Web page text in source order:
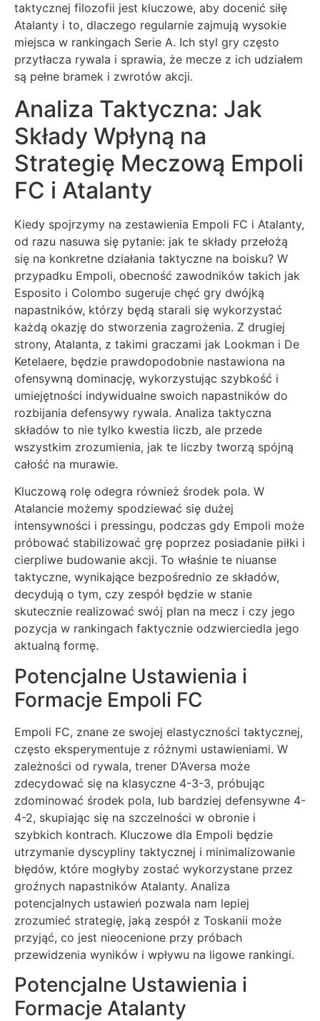
taktycznej filozofii jest kluczowe, aby docenić siłę
Atalanty i to, dlaczego regularnie zajmują wysokie
miejsca w rankingach Serie A. Ich styl gry często
przytłacza rywala i sprawia, że mecze z ich udziałem
są pełne bramek i zwrotów akcji.
Analiza Taktyczna: Jak
Składy Wpłyną na
Strategię Meczową Empoli
FC i Atalanty
Kiedy spojrzymy na zestawienia Empoli FC i Atalanty,
od razu nasuwa się pytanie: jak te składy przełożą
się na konkretne działania taktyczne na boisku? W
przypadku Empoli, obecność zawodników takich jak
Esposito i Colombo sugeruje chęć gry dwójką
napastników, którzy będą starali się wykorzystać
każdą okazję do stworzenia zagrożenia. Z drugiej
strony, Atalanta, z takimi graczami jak Lookman i De
Ketelaere, będzie prawdopodobnie nastawiona na
ofensywną dominację, wykorzystując szybkość i
umiejętności indywidualne swoich napastników do
rozbijania defensywy rywala. Analiza taktyczna
składów to nie tylko kwestia liczb, ale przede
wszystkim zrozumienia, jak te liczby tworzą spójną
całość na murawie.
Kluczową rolę odegra również środek pola. W
Atalancie możemy spodziewać się dużej
intensywności i pressingu, podczas gdy Empoli może
próbować stabilizować grę poprzez posiadanie piłki i
cierpliwe budowanie akcji. To właśnie te niuanse
taktyczne, wynikające bezpośrednio ze składów,
decydują o tym, czy zespół będzie w stanie
skutecznie realizować swój plan na mecz i czy jego
pozycja w rankingach faktycznie odzwierciedla jego
aktualną formę.
Potencjalne Ustawienia i
Formacje Empoli FC
Empoli FC, znane ze swojej elastyczności taktycznej,
często eksperymentuje z różnymi ustawieniami. W
zależności od rywala, trener D’Aversa może
zdecydować się na klasyczne 4-3-3, próbując
zdominować środek pola, lub bardziej defensywne 4-
4-2, skupiając się na szczelności w obronie i
szybkich kontrach. Kluczowe dla Empoli będzie
utrzymanie dyscypliny taktycznej i minimalizowanie
błędów, które mogłyby zostać wykorzystane przez
groźnych napastników Atalanty. Analiza
potencjalnych ustawień pozwala nam lepiej
zrozumieć strategię, jaką zespół z Toskanii może
przyjąć, co jest nieocenione przy próbach
przewidzenia wyników i wpływu na ligowe rankingi.
Potencjalne Ustawienia i
Formacje Atalanty